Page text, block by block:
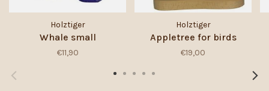
Holztiger
Whale small
€11,90
Holztiger
Appletree for birds
€19,00